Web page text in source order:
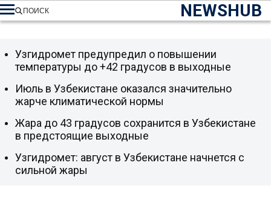
NEWSHUB
ПОИСК
Узгидромет предупредил о повышении
температуры до +42 градусов в выходные
Июль в Узбекистане оказался значительно
жарче климатической нормы
Жара до 43 градусов сохранится в Узбекистане
в предстоящие выходные
Узгидромет: август в Узбекистане начнется с
сильной жары